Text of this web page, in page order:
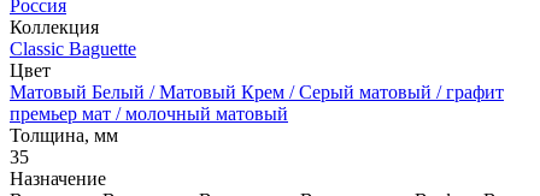
Россия
Коллекция
Classic Baguette
Цвет
Матовый Белый / Матовый Крем / Серый матовый / графит
премьер мат / молочный матовый
Толщина, мм
35
Назначение